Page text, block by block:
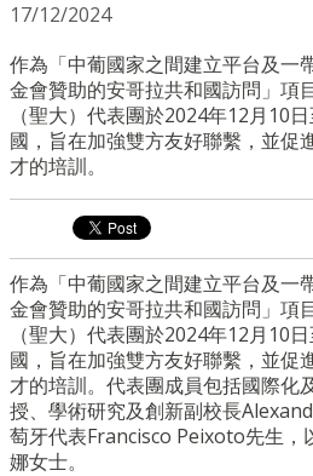
17/12/2024
作為「中葡國家之間建立平台及
金會贊助的安哥拉共和國訪問」項
（聖大）代表團於2024年12月10
國，旨在加強雙方友好聯繫，並促
才的培訓。
作為「中葡國家之間建立平台及
金會贊助的安哥拉共和國訪問」項
（聖大）代表團於2024年12月10
國，旨在加強雙方友好聯繫，並促
才的培訓。代表團成員包括國際化
授、學術研究及創新副校長
萄牙代表Francisco Peixoto先生，
娜女士。